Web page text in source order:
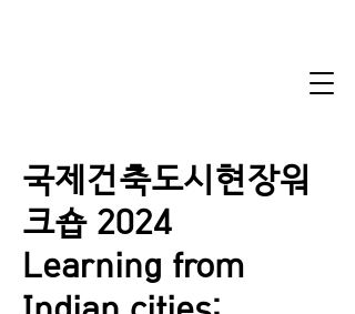
국제건축도시현장워
크숍 2024
Learning from